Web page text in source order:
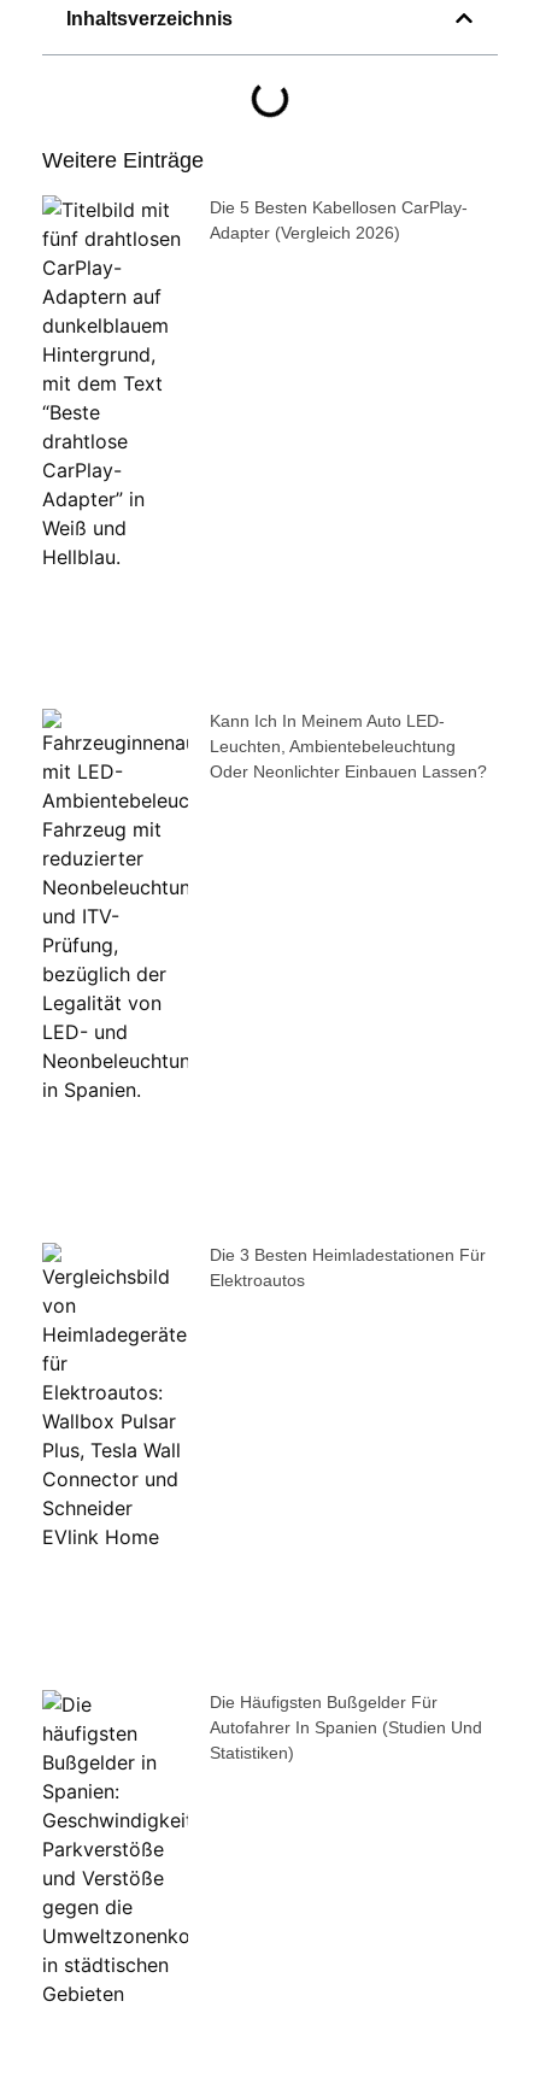
Inhaltsverzeichnis
Weitere Einträge
Die 5 Besten Kabellosen CarPlay-
Adapter (Vergleich 2026)
Kann Ich In Meinem Auto LED-
Leuchten, Ambientebeleuchtung
Oder Neonlichter Einbauen Lassen?
Die 3 Besten Heimladestationen Für
Elektroautos
Die Häufigsten Bußgelder Für
Autofahrer In Spanien (Studien Und
Statistiken)